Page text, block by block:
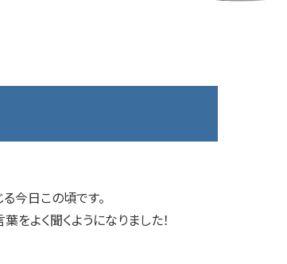
今日この頃です。
をよく聞くようになりました！